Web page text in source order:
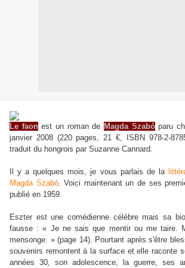
Le faonest un roman de Magda Szabóparu
janvier 2008 (220 pages, 21 €, ISBN 978-2-
traduit du hongrois par Suzanne Cannard.
Il y a quelques mois, je vous parlais de la
Magda Szabó. Voici maintenant un de ses
publié en 1959.
Eszter est une comédienne célèbre mais sa
fausse : « Je ne sais que mentir ou me taire.
mensonge. » (page 14). Pourtant après s'être
souvenirs remontent à la surface et elle raconte
années 30, son adolescence, la guerre, ses